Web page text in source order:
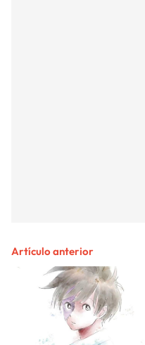
Artículo anterior